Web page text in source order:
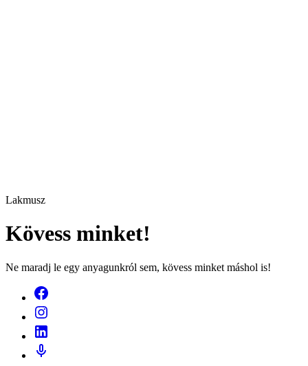
Lakmusz
Kövess minket!
Ne maradj le egy anyagunkról sem, kövess minket máshol is!